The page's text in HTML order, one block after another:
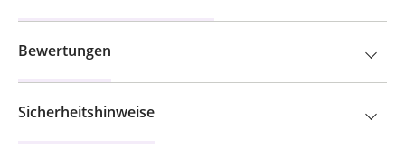
Bewertungen
Sicherheitshinweise